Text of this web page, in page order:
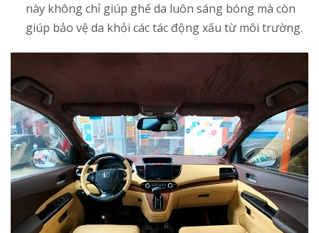
này không chỉ giúp ghế da luôn sáng bóng mà còn
giúp bảo vệ da khỏi các tác động xấu từ môi trường.